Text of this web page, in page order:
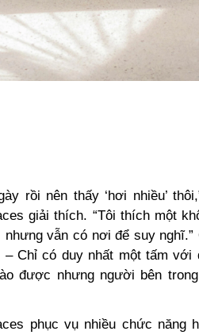
rồi nên thấy ‘hơi nhiều’
giải thích. “Tôi thích một
nhưng vẫn có nơi để suy
Chỉ có duy nhất một tấm với
được nhưng người bên
phục vụ nhiều chức năng